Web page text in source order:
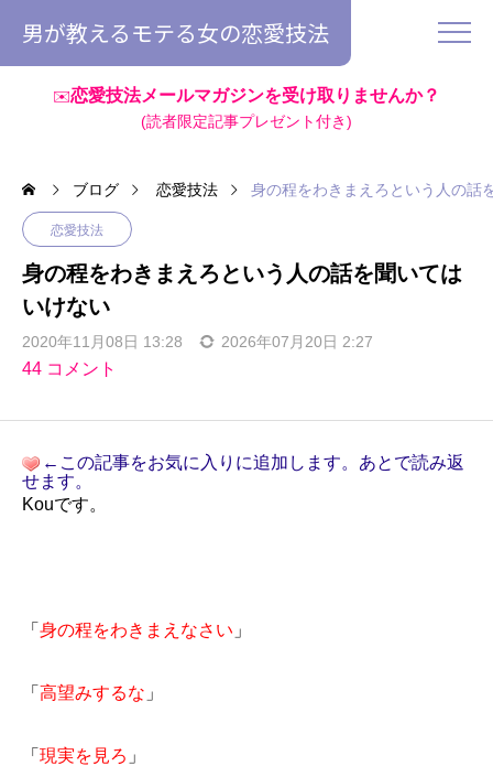
男が教えるモテる女の恋愛技法
✉️恋愛技法メールマガジンを受け取りませんか？
(読者限定記事プレゼント付き)
ブログ 恋愛技法 身の程をわきまえろという人の話
恋愛技法
身の程をわきまえろという人の話を聞いては
いけない
2020年11月08日 13:28 2026年07月20日 2:27
44 コメント
←この記事をお気に入りに追加します。あとで読み返
せます。
Kouです。
「 身の程をわきまえなさい 」
「 高望みするな 」
「 現実を見ろ 」